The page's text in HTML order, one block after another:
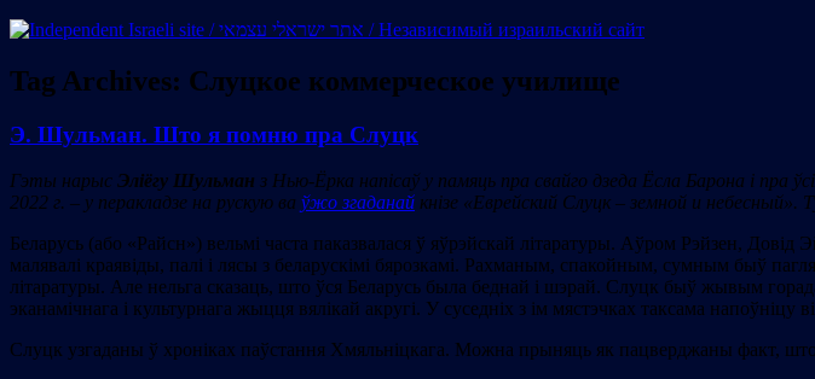
Tag Archives: Слуцкое коммерческое училище
Э. Шульман. Што я помню пра Слуцк
Гэты нарыс Эліёгу Шульман з Нью-Ёрка напісаў у памяць пра свайго дзеда Ёсла Барона і пра
2022 г. – у перакладзе на рускую ва ўжо згаданай кнізе «Еврейский Слуцк – земной и
Беларусь (або «Райсн») вельмі часта паказвалася ў яўрэйскай літаратуры. Аўром Рэйзен,
малявалі краявіды, палі і лясы з беларускімі бярозкамі. Рахманым, спакойным, сумным быў
літаратуры. Але нельга сказаць, што ўся Беларусь была беднай і шэрай. Слуцк быў жывым
эканамічнага і культурнага жыцця вялікай акругі. У суседніх з ім мястэчках таксама напоўніцу
Слуцк узгаданы ў хроніках паўстання Хмяльніцкага. Можна прыняць як пацверджаны факт,